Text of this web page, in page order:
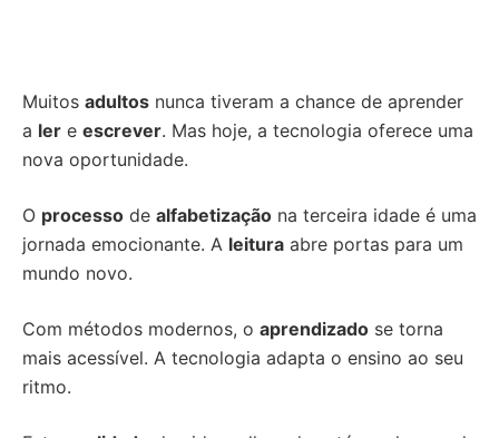
Muitos adultos nunca tiveram a chance de aprender
a ler e escrever. Mas hoje, a tecnologia oferece uma
nova oportunidade.
O processo de alfabetização na terceira idade é uma
jornada emocionante. A leitura abre portas para um
mundo novo.
Com métodos modernos, o aprendizado se torna
mais acessível. A tecnologia adapta o ensino ao seu
ritmo.